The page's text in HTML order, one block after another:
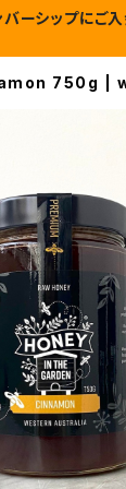
シップにご入
750g |